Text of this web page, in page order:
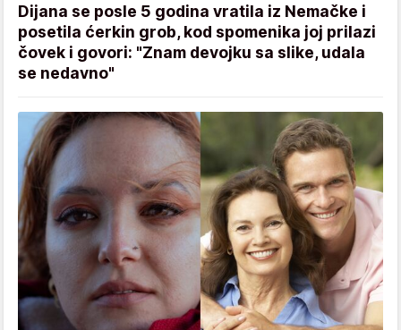
Dijana se posle 5 godina vratila iz Nemačke i
posetila ćerkin grob, kod spomenika joj prilazi
čovek i govori: "Znam devojku sa slike, udala
se nedavno"